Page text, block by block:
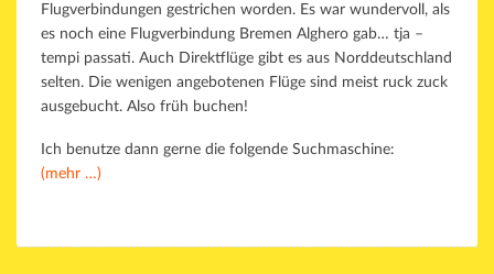
Flugverbindungen gestrichen worden. Es war wundervoll, als
es noch eine Flugverbindung Bremen Alghero gab… tja –
tempi passati. Auch Direktflüge gibt es aus Norddeutschland
selten. Die wenigen angebotenen Flüge sind meist ruck zuck
ausgebucht. Also früh buchen!
Ich benutze dann gerne die folgende Suchmaschine:
(mehr …)